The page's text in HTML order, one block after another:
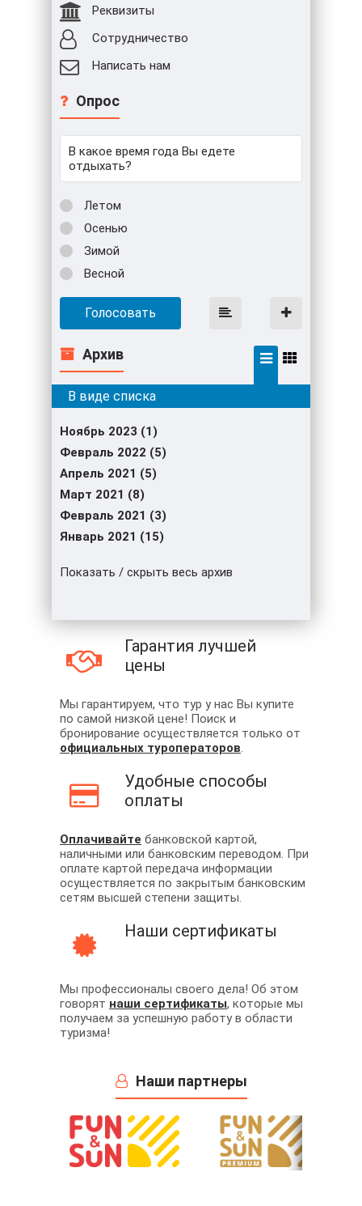
Реквизиты
Сотрудничество
Написать нам
Опрос
В какое время года Вы едете
отдыхать?
Летом
Осенью
Зимой
Весной
Голосовать
Архив
Ноябрь 2023 (1)
Февраль 2022 (5)
Апрель 2021 (5)
Март 2021 (8)
Февраль 2021 (3)
Январь 2021 (15)
Показать / скрыть весь архив
Гарантия лучшей
цены
Мы гарантируем, что тур у нас Вы купите
по самой низкой цене! Поиск и
бронирование осуществляется только от
официальных туроператоров.
Удобные способы
оплаты
Оплачивайте банковской картой,
наличными или банковским переводом. При
оплате картой передача информации
осуществляется по закрытым банковским
сетям высшей степени защиты.
Наши сертификаты
Мы профессионалы своего дела! Об этом
говорят наши сертификаты, которые мы
получаем за успешную работу в области
туризма!
Наши партнеры